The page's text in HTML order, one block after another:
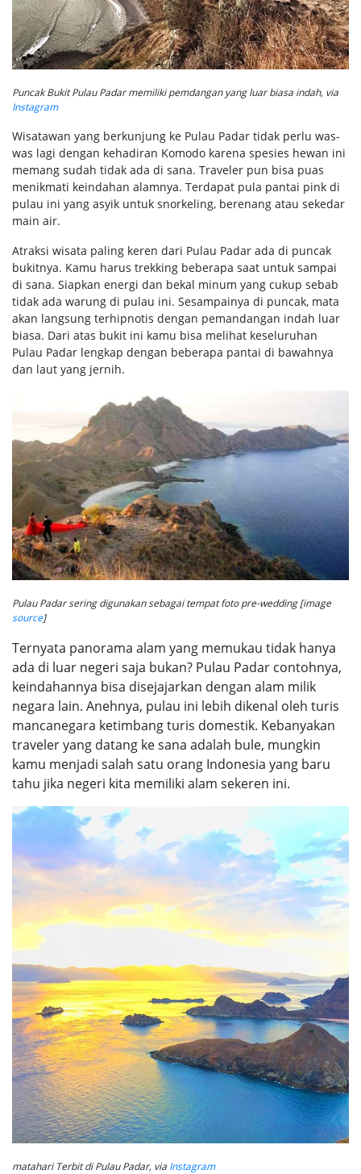
Puncak Bukit Pulau Padar memiliki pemdangan yang luar biasa indah, via
Instagram
Wisatawan yang berkunjung ke Pulau Padar tidak perlu was-
was lagi dengan kehadiran Komodo karena spesies hewan ini
memang sudah tidak ada di sana. Traveler pun bisa puas
menikmati keindahan alamnya. Terdapat pula pantai pink di
pulau ini yang asyik untuk snorkeling, berenang atau sekedar
main air.
Atraksi wisata paling keren dari Pulau Padar ada di puncak
bukitnya. Kamu harus trekking beberapa saat untuk sampai
di sana. Siapkan energi dan bekal minum yang cukup sebab
tidak ada warung di pulau ini. Sesampainya di puncak, mata
akan langsung terhipnotis dengan pemandangan indah luar
biasa. Dari atas bukit ini kamu bisa melihat keseluruhan
Pulau Padar lengkap dengan beberapa pantai di bawahnya
dan laut yang jernih.
Pulau Padar sering digunakan sebagai tempat foto pre-wedding [image
source]
Ternyata panorama alam yang memukau tidak hanya
ada di luar negeri saja bukan? Pulau Padar contohnya,
keindahannya bisa disejajarkan dengan alam milik
negara lain. Anehnya, pulau ini lebih dikenal oleh turis
mancanegara ketimbang turis domestik. Kebanyakan
traveler yang datang ke sana adalah bule, mungkin
kamu menjadi salah satu orang Indonesia yang baru
tahu jika negeri kita memiliki alam sekeren ini.
matahari Terbit di Pulau Padar, via Instagram